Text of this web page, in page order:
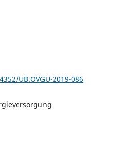
UB.OVGU-2019-086